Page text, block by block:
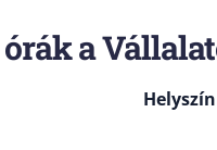
a
Helyszín